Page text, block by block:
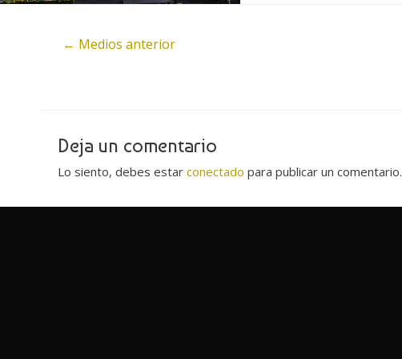
Navegación
entradas
← Medios anterior
Deja un comentario
Lo siento, debes estar conectado para publicar un comentario.